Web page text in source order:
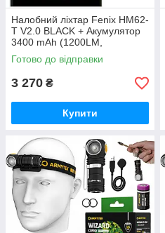
Налобний ліхтар Fenix HM62-
T V2.0 BLACK + Акумулятор
3400 mAh (1200LM,
LUMINUS SST40, 18650,
IP68, Red Light)
Готово до відправки
3 270 ₴
Купити